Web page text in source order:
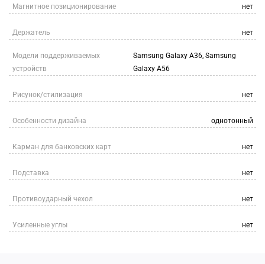
Магнитное позиционирование нет
Держатель нет
Модели поддерживаемых
устройств
Samsung Galaxy A36, Samsung
Galaxy A56
Рисунок/стилизация нет
Особенности дизайна однотонный
Карман для банковских карт нет
Подставка нет
Противоударный чехол нет
Усиленные углы нет